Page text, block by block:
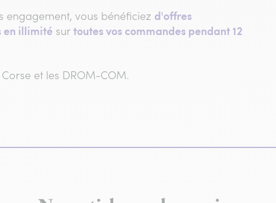
engagement, vous bénéficiez d'offres
en illimité surtoutes vos commandes pendant 12
et les DROM-COM.